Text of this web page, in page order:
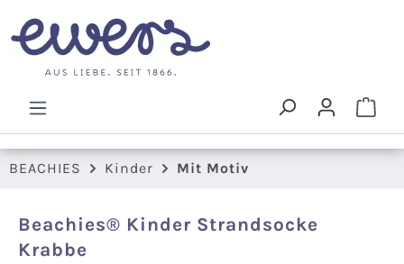
Zum Hauptinhalt springen
BEACHIES Kinder Mit Motiv
Beachies® Kinder Strandsocke
Krabbe